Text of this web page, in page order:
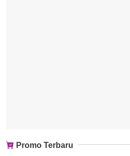
Promo Terbaru